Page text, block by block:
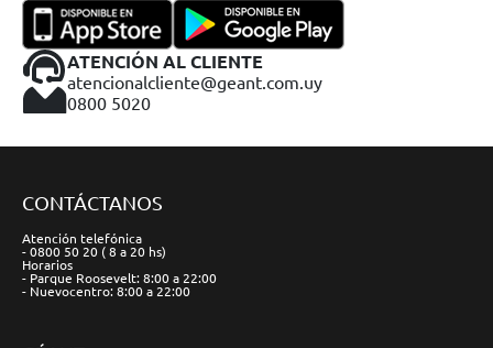
ATENCIÓN AL CLIENTE
atencionalcliente@geant.com.uy
0800 5020
CONTÁCTANOS
Atención telefónica
- 0800 50 20 ( 8 a 20 hs)
Horarios
- Parque Roosevelt: 8:00 a 22:00
- Nuevocentro: 8:00 a 22:00